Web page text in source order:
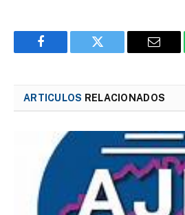
Facebook Twitter Email
ARTICULOS RELACIONADOS